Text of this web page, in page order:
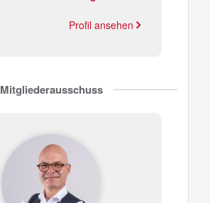
Profil ansehen
Mitgliederausschuss